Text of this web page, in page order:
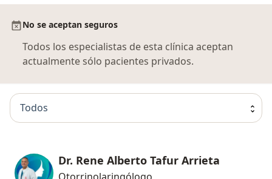
No se aceptan seguros
Todos los especialistas de esta clínica aceptan
actualmente sólo pacientes privados.
Todos
Dr. Rene Alberto Tafur Arrieta